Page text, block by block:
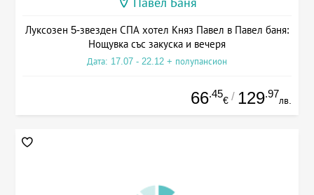
Павел Баня
Луксозен 5-звезден СПА хотел Княз Павел в Павел баня:
Нощувка със закуска и вечеря
Дата: 17.07 - 22.12 + полупансион
66.45
€ / 129.97
лв.